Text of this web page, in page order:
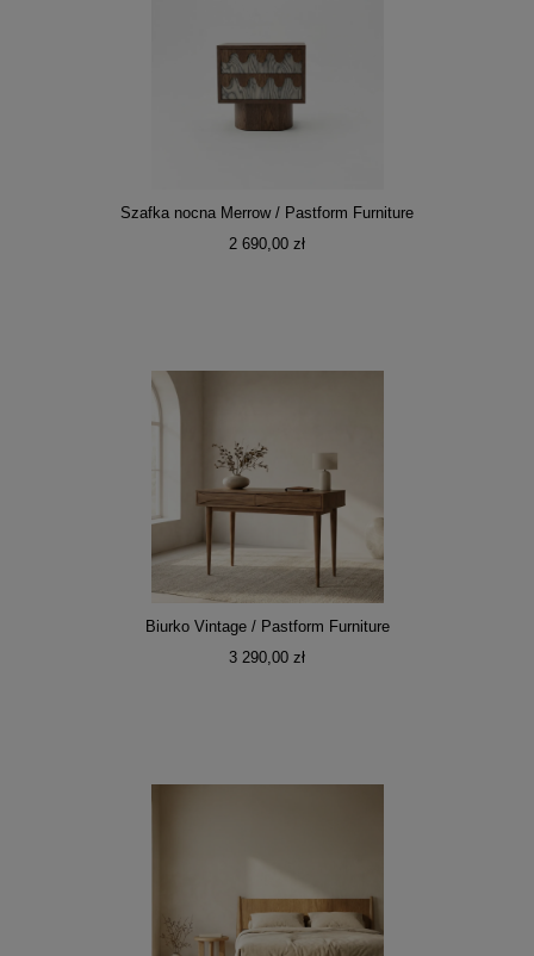
Szafka nocna Merrow / Pastform Furniture
2 690,00 zł
Biurko Vintage / Pastform Furniture
3 290,00 zł